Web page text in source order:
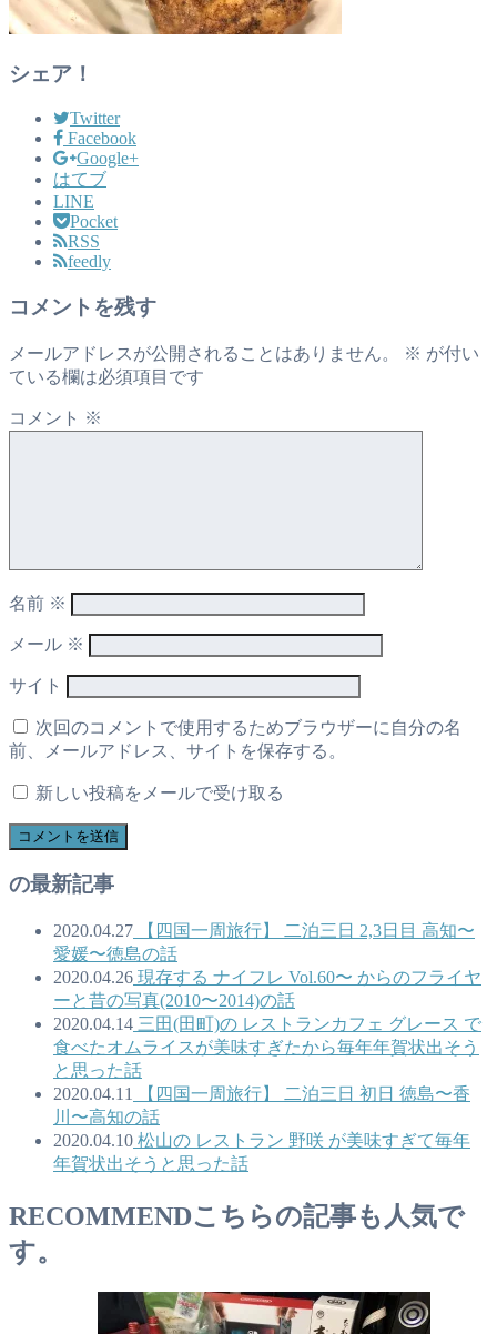
シェア！
Twitter
Facebook
Google+
はてブ
LINE
Pocket
RSS
feedly
コメントを残す
メールアドレスが公開されることはありません。 ※ が付い
ている欄は必須項目です
コメント ※
名前 ※
メール ※
サイト
次回のコメントで使用するためブラウザーに自分の名
前、メールアドレス、サイトを保存する。
新しい投稿をメールで受け取る
の最新記事
2020.04.27 【四国一周旅行】 二泊三日 2,3日目 高知〜
愛媛〜徳島の話
2020.04.26 現存する ナイフレ Vol.60〜 からのフライヤ
ーと昔の写真(2010〜2014)の話
2020.04.14 三田(田町)の レストランカフェ グレース で
食べたオムライスが美味すぎたから毎年年賀状出そう
と思った話
2020.04.11
【四国一周旅行】 二泊三日 初日 徳島〜香
川〜高知の話
2020.04.10 松山の レストラン 野咲 が美味すぎて毎年
年賀状出そうと思った話
RECOMMENDこちらの記事も人気で
す。